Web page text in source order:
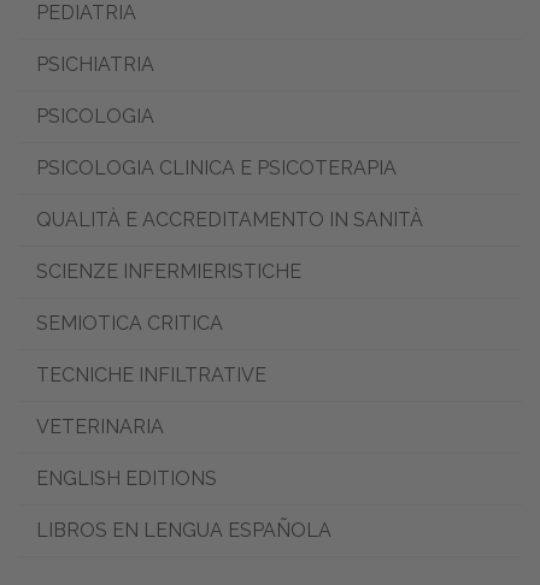
PEDIATRIA
PSICHIATRIA
PSICOLOGIA
PSICOLOGIA CLINICA E PSICOTERAPIA
QUALITÀ E ACCREDITAMENTO IN SANITÀ
SCIENZE INFERMIERISTICHE
SEMIOTICA CRITICA
TECNICHE INFILTRATIVE
VETERINARIA
ENGLISH EDITIONS
LIBROS EN LENGUA ESPAÑOLA